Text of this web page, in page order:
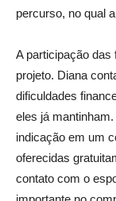
percurso, no qual
A participação
projeto. Diana
dificuldades
eles já
indicação em um
oferecidas
contato com o